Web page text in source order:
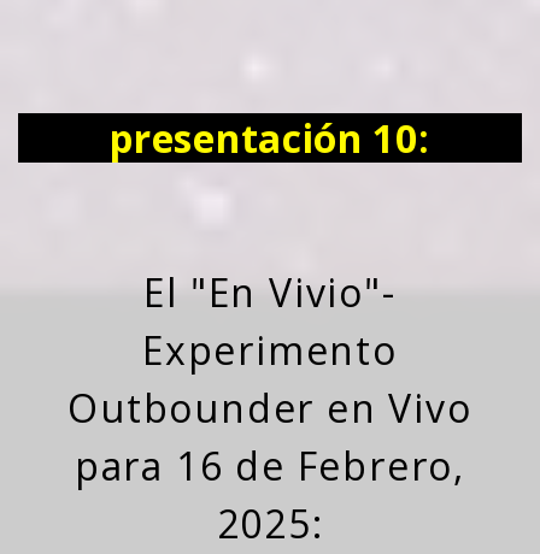
presentación 10:
El "En Vivio"-
Experimento
Outbounder en Vivo
para 16 de Febrero,
2025: